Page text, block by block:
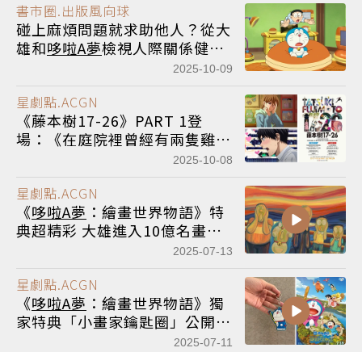
書市圈.出版風向球
碰上麻煩問題就求助他人？從大
雄和哆啦A夢檢視人際關係健康
2025-10-09
星劇點.ACGN
《藤本樹17-26》PART 1登
場：《在庭院裡曾經有兩隻雞》
《佐佐木同學阻止了子彈》《戀
2025-10-08
星劇點.ACGN
《哆啦A夢 ：繪畫世界物語》特
典超精彩 大雄進入10億名畫拯
2025-07-13
星劇點.ACGN
《哆啦A夢 ：繪畫世界物語》獨
家特典「小畫家鑰匙圈」公開
「中毒系歌姬」愛繆驚喜獻唱
2025-07-11